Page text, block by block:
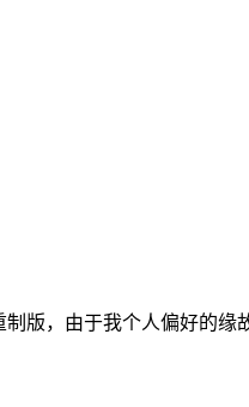
版，由于我个人偏好的